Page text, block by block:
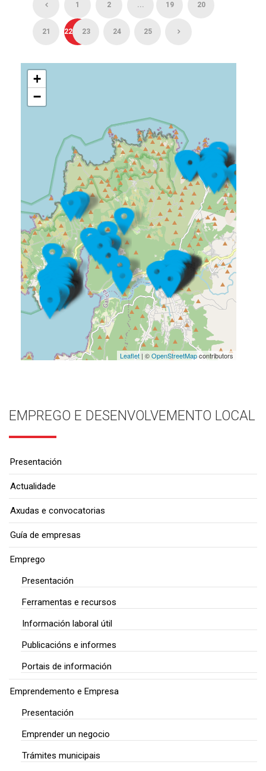
1 2 ... 19 20
21 22 23 24 25
+
−
Leaflet| ©OpenStreetMapcontributors
EMPREGO E DESENVOLVEMENTO LOCAL
Presentación
Actualidade
Axudas e convocatorias
Guía de empresas
Emprego
Presentación
Ferramentas e recursos
Información laboral útil
Publicacións e informes
Portais de información
Emprendemento e Empresa
Presentación
Emprender un negocio
Trámites municipais